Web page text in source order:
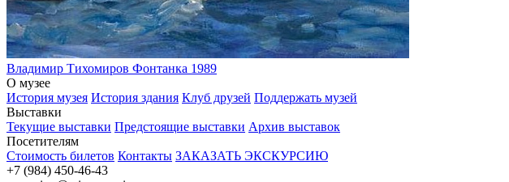
Владимир Тихомиров Фонтанка 1989
О музее
История музея История здания Клуб друзей Поддержать музей
Выставки
Текущие выставки Предстоящие выставки Архив выставок
Посетителям
Стоимость билетов Контакты ЗАКАЗАТЬ ЭКСКУРСИЮ
+7 (984) 450-46-43